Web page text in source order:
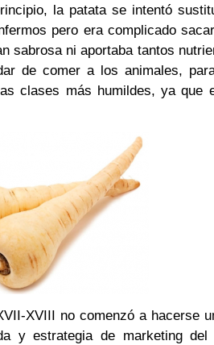
la patata se intentó
pero era complicado
sabrosa ni aportaba tantos
de comer a los animales,
clases más humildes, ya que
XVIII no comenzó a hacerse
y estrategia de marketing